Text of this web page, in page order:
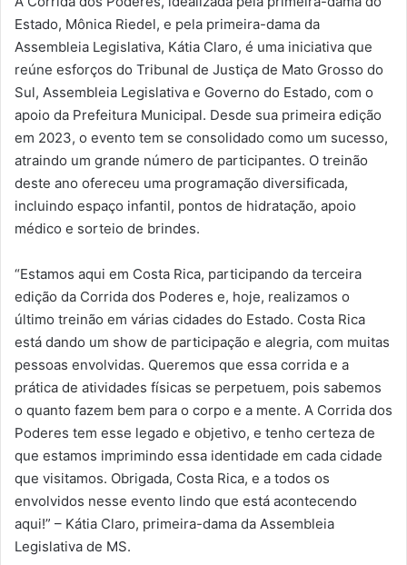
Estado, Mônica Riedel, e pela primeira-dama da
Assembleia Legislativa, Kátia Claro, é uma iniciativa que
reúne esforços do Tribunal de Justiça de Mato Grosso do
Sul, Assembleia Legislativa e Governo do Estado, com o
apoio da Prefeitura Municipal. Desde sua primeira edição
em 2023, o evento tem se consolidado como um sucesso,
atraindo um grande número de participantes. O treinão
deste ano ofereceu uma programação diversificada,
incluindo espaço infantil, pontos de hidratação, apoio
médico e sorteio de brindes.
“Estamos aqui em Costa Rica, participando da terceira
edição da Corrida dos Poderes e, hoje, realizamos o
último treinão em várias cidades do Estado. Costa Rica
está dando um show de participação e alegria, com muitas
pessoas envolvidas. Queremos que essa corrida e a
prática de atividades físicas se perpetuem, pois sabemos
o quanto fazem bem para o corpo e a mente. A Corrida dos
Poderes tem esse legado e objetivo, e tenho certeza de
que estamos imprimindo essa identidade em cada cidade
que visitamos. Obrigada, Costa Rica, e a todos os
envolvidos nesse evento lindo que está acontecendo
aqui!” – Kátia Claro, primeira-dama da Assembleia
Legislativa de MS.